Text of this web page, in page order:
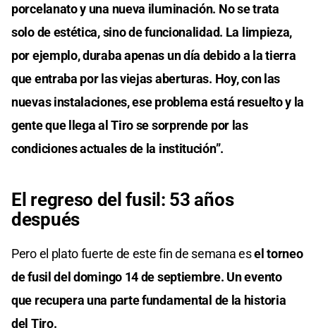
porcelanato y una nueva iluminación. No se trata
solo de estética, sino de funcionalidad. La limpieza,
por ejemplo, duraba apenas un día debido a la tierra
que entraba por las viejas aberturas. Hoy, con las
nuevas instalaciones, ese problema está resuelto y la
gente que llega al Tiro se sorprende por las
condiciones actuales de la institución”.
El regreso del fusil: 53 años
después
Pero el plato fuerte de este fin de semana esel torneo
de fusil del domingo 14 de septiembre. Un evento
que recupera una parte fundamental de la historia
del Tiro.